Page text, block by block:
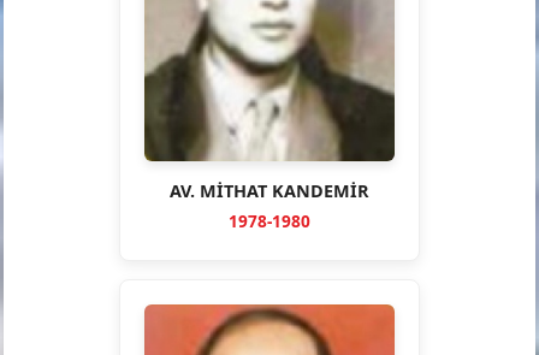
AV. MİTHAT KANDEMİR
1978-1980